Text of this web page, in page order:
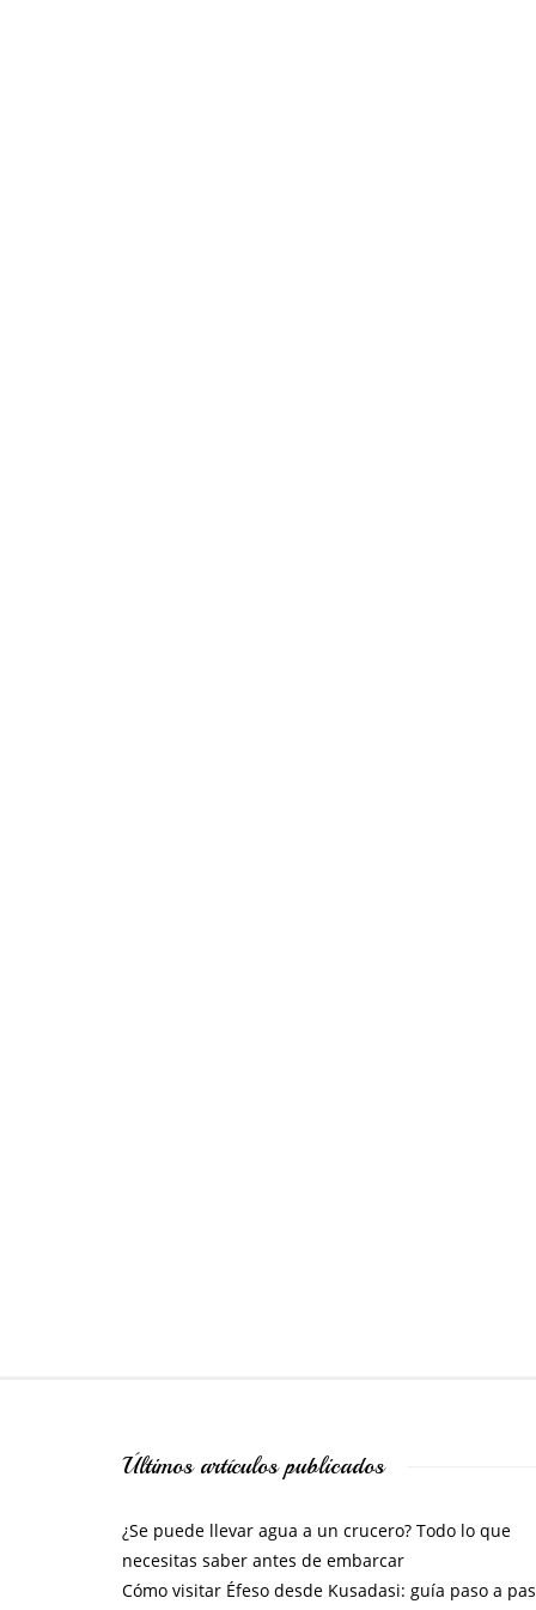
Últimos artículos publicados
¿Se puede llevar agua a un crucero? Todo lo que
necesitas saber antes de embarcar
Cómo visitar Éfeso desde Kusadasi: guía paso a